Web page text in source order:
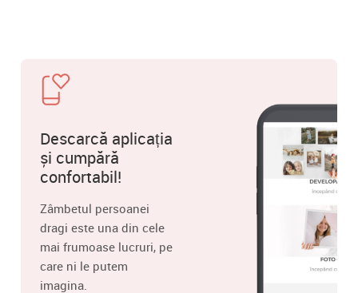
Descarcă aplicația
și cumpără
confortabil!
Zâmbetul persoanei
dragi este una din cele
mai frumoase lucruri, pe
care ni le putem
imagina.